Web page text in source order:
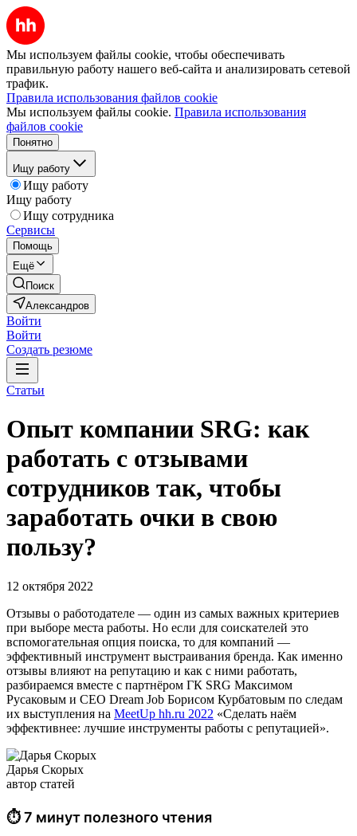
Мы используем файлы cookie, чтобы обеспечивать
правильную работу нашего веб-сайта и анализировать сетевой
трафик.
Правила использования файлов cookie
Мы используем файлы cookie. Правила использования
файлов cookie
Понятно
Ищу работу
Ищу работу
Ищу работу
Ищу сотрудника
Сервисы
Помощь
Ещё
Поиск
Александров
Войти
Войти
Создать резюме
Статьи
Опыт компании SRG: как
работать с отзывами
сотрудников так, чтобы
заработать очки в свою
пользу?
12 октября 2022
Отзывы о работодателе — один из самых важных критериев
при выборе места работы. Но если для соискателей это
вспомогательная опция поиска, то для компаний —
эффективный инструмент выстраивания бренда. Как именно
отзывы влияют на репутацию и как с ними работать,
разбираемся вместе с партнёром ГК SRG Максимом
Русаковым и CEO Dream Job Борисом Курбатовым по следам
их выступления на MeetUp hh.ru 2022 «Сделать наём
эффективнее: лучшие инструменты работы с репутацией».
Дарья Скорых
автор статей
⏱ 7 минут полезного чтения